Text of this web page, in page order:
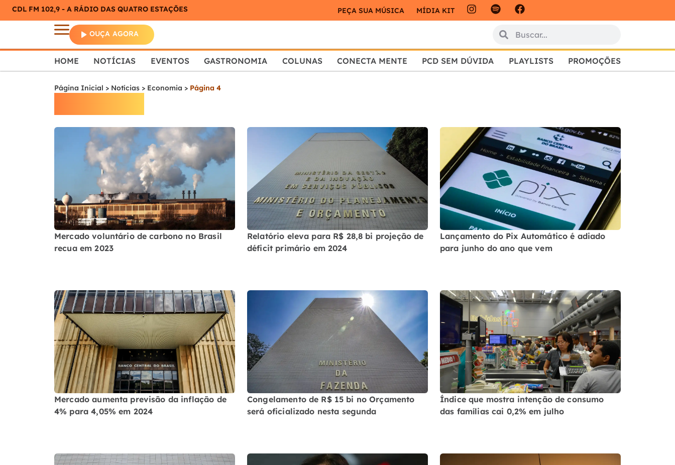
CDL FM 102,9 - A RÁDIO DAS QUATRO ESTAÇÕES PEÇA SUA MÚSICA MÍDIA KIT
OUÇA AGORA
HOME NOTÍCIAS EVENTOS GASTRONOMIA COLUNAS CONECTA MENTE PCD SEM DÚVIDA PLAYLISTS PROMOÇÕES
Página Inicial > Notícias > Economia > Página 4
Mercado voluntário de carbono no Brasil
recua em 2023
Relatório eleva para R$ 28,8 bi projeção de
déficit primário em 2024
Lançamento do Pix Automático é adiado
para junho do ano que vem
Mercado aumenta previsão da inflação de
4% para 4,05% em 2024
Congelamento de R$ 15 bi no Orçamento
será oficializado nesta segunda
Índice que mostra intenção de consumo
das famílias cai 0,2% em julho